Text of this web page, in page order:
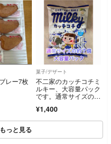
レー7枚
菓子/デザート
不二家のカッチコチミ
ルキー、大容量パック
です。通常サイズの約
なパッケージ
¥1,400
っと見る